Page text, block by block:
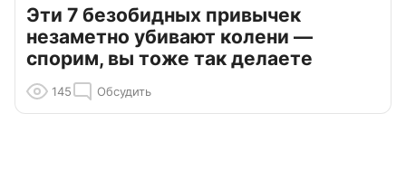
Эти 7 безобидных привычек
незаметно убивают колени —
спорим, вы тоже так делаете
145 Обсудить